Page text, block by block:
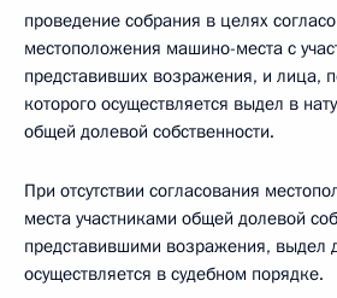
проведение собрания в целях
местоположения машино-места с
представивших возражения, и лица,
которого осуществляется выдел в
общей долевой собственности.
При отсутствии согласования
места участниками общей долевой
представившими возражения, выдел
осуществляется в судебном порядке.